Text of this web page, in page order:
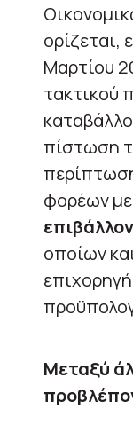
ορίζεται,
Μαρτίου
τακτικού
πίστωση
φορέων
οποίων
Μεταξύ